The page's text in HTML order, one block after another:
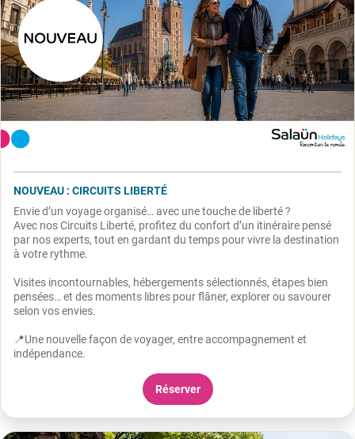
NOUVEAU : CIRCUITS LIBERTÉ
Envie d’un voyage organisé… avec une touche de liberté ?
Avec nos Circuits Liberté, profitez du confort d’un itinéraire pensé
par nos experts, tout en gardant du temps pour vivre la destination
à votre rythme.
Visites incontournables, hébergements sélectionnés, étapes bien
pensées… et des moments libres pour flâner, explorer ou savourer
selon vos envies.
📍Une nouvelle façon de voyager, entre accompagnement et
indépendance.
Réserver